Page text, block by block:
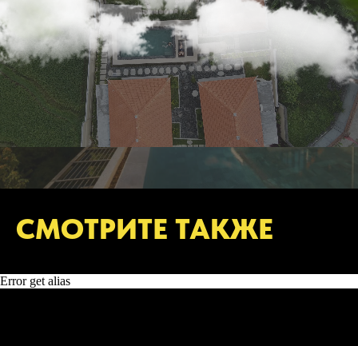
СМОТРИТЕ ТАКЖЕ
Error get alias